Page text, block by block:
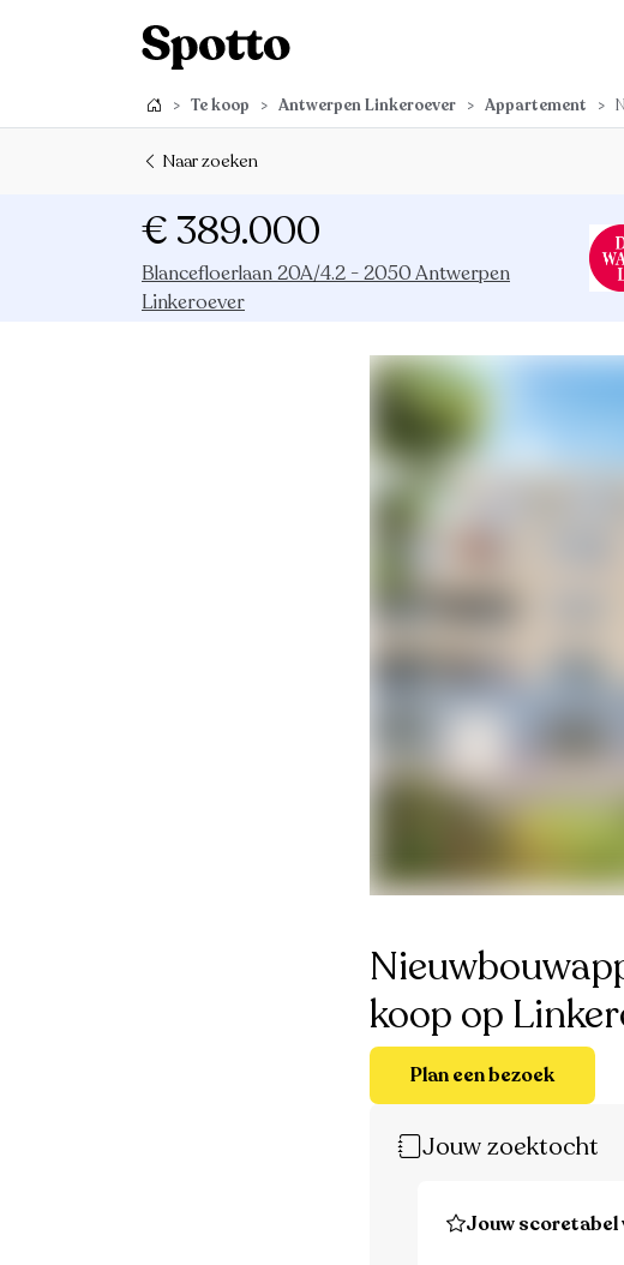
> Te koop > Antwerpen Linkeroever > Appartement >
Naar zoeken
€ 389.000
Blancefloerlaan 20A/4.2 - 2050 Antwerpen
Linkeroever
koop op
Plan een bezoek
Jouw zoektocht
Jouw